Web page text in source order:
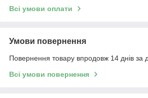
Всі умови оплати
Умови повернення
Повернення товару впродовж 14 днів за
Всі умови повернення